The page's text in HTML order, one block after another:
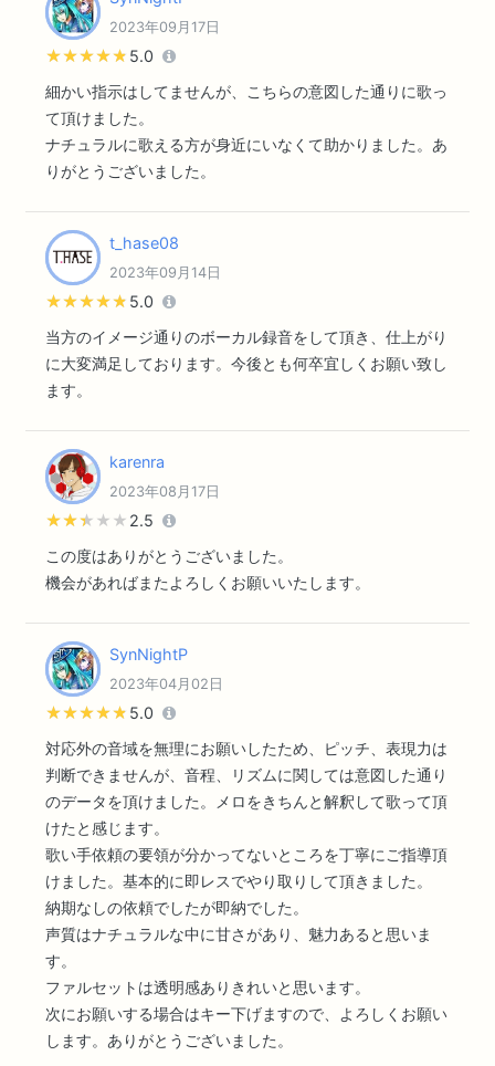
2023年09月17日
★★★★★
★★★★★ 5.0
細かい指示はしてませんが、こちらの意図した通りに歌っ
て頂けました。
ナチュラルに歌える方が身近にいなくて助かりました。あ
りがとうございました。
t_hase08
2023年09月14日
★★★★★
★★★★★ 5.0
当方のイメージ通りのボーカル録音をして頂き、仕上がり
に大変満足しております。今後とも何卒宜しくお願い致し
ます。
karenra
2023年08月17日
★★★★★
★★★★★ 2.5
この度はありがとうございました。
機会があればまたよろしくお願いいたします。
SynNightP
2023年04月02日
★★★★★
★★★★★ 5.0
対応外の音域を無理にお願いしたため、ピッチ、表現力は
判断できませんが、音程、リズムに関しては意図した通り
のデータを頂けました。メロをきちんと解釈して歌って頂
けたと感じます。
歌い手依頼の要領が分かってないところを丁寧にご指導頂
けました。基本的に即レスでやり取りして頂きました。
納期なしの依頼でしたが即納でした。
声質はナチュラルな中に甘さがあり、魅力あると思いま
す。
ファルセットは透明感ありきれいと思います。
次にお願いする場合はキー下げますので、よろしくお願い
します。ありがとうございました。